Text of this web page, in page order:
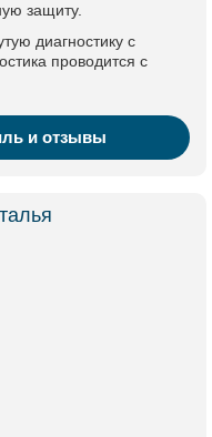
защиту.
диагностику с
проводится с
и отзывы